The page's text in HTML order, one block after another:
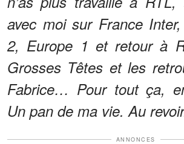
avec moi sur France
2, Europe 1 et retour à
Grosses Têtes et les
Fabrice… Pour tout ça,
Un pan de ma vie. Au
ANNONCES